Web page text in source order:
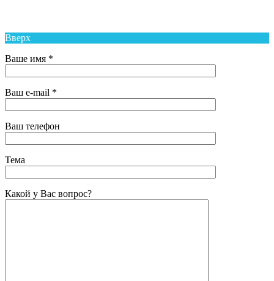
Вверх
Ваше имя *
Ваш e-mail *
Ваш телефон
Тема
Какой у Вас вопрос?